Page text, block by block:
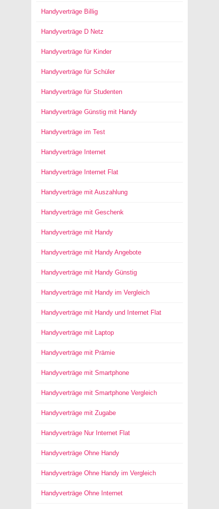
Handyverträge Billig
Handyverträge D Netz
Handyverträge für Kinder
Handyverträge für Schüler
Handyverträge für Studenten
Handyverträge Günstig mit Handy
Handyverträge im Test
Handyverträge Internet
Handyverträge Internet Flat
Handyverträge mit Auszahlung
Handyverträge mit Geschenk
Handyverträge mit Handy
Handyverträge mit Handy Angebote
Handyverträge mit Handy Günstig
Handyverträge mit Handy im Vergleich
Handyverträge mit Handy und Internet Flat
Handyverträge mit Laptop
Handyverträge mit Prämie
Handyverträge mit Smartphone
Handyverträge mit Smartphone Vergleich
Handyverträge mit Zugabe
Handyverträge Nur Internet Flat
Handyverträge Ohne Handy
Handyverträge Ohne Handy im Vergleich
Handyverträge Ohne Internet